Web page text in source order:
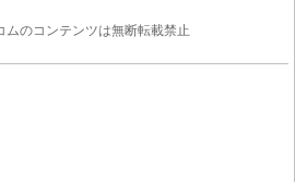
のコンテンツは無断転載禁止